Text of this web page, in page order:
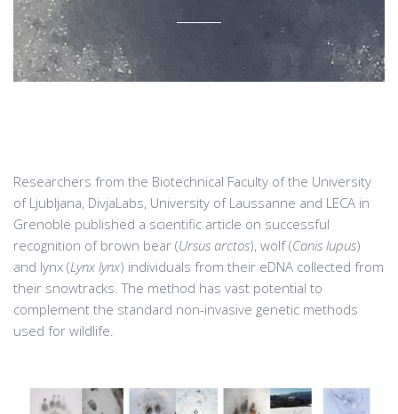
Researchers from the Biotechnical Faculty of the University
of Ljubljana, DivjaLabs, University of Laussanne and LECA in
Grenoble published a scientific article on successful
recognition of brown bear (Ursus arctos), wolf (Canis lupus)
and lynx (Lynx lynx) individuals from their eDNA collected from
their snowtracks. The method has vast potential to
complement the standard non-invasive genetic methods
used for wildlife.